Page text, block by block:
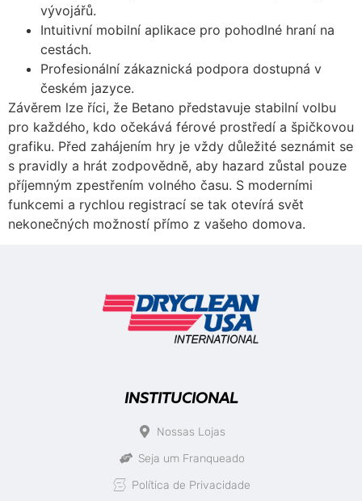
vývojářů.
Intuitivní mobilní aplikace pro pohodlné hraní na
cestách.
Profesionální zákaznická podpora dostupná v
českém jazyce.
Závěrem lze říci, že Betano představuje stabilní volbu
pro každého, kdo očekává férové prostředí a špičkovou
grafiku. Před zahájením hry je vždy důležité seznámit se
s pravidly a hrát zodpovědně, aby hazard zůstal pouze
příjemným zpestřením volného času. S moderními
funkcemi a rychlou registrací se tak otevírá svět
nekonečných možností přímo z vašeho domova.
INSTITUCIONAL
Nossas Lojas
Seja um Franqueado
Política de Privacidade